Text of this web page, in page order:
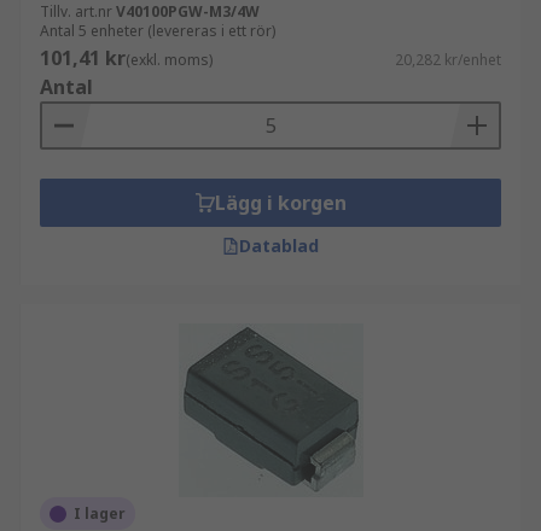
Tillv. art.nrV40100PGW-M3/4W
Antal 5 enheter (levereras i ett rör)
101,41 kr(exkl. moms) 20,282 kr/enhet
Antal
Lägg i korgen
Datablad
I lager